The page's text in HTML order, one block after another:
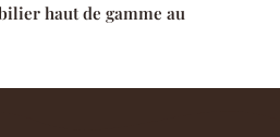
haut de gamme au